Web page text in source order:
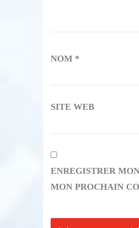
NOM *
SITE WEB
ENREGISTRER
MON PROCHAIN